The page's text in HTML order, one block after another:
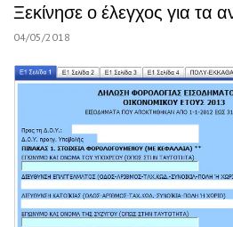
Ξεκίνησε ο έλεγχος για τα
04/05/2018